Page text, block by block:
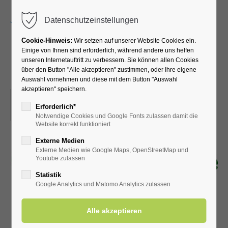
Lesung der Bördeautoren
ORT: KURHALLE
Datenschutzeinstellungen
Cookie-Hinweis: Wir setzen auf unserer Website Cookies ein.
Einige von Ihnen sind erforderlich, während andere uns helfen
unseren Internetauftritt zu verbessern. Sie können allen Cookies
über den Button "Alle akzeptieren" zustimmen, oder Ihre eigene
Auswahl vornehmen und diese mit dem Button "Auswahl
akzeptieren" speichern.
Erforderlich*
Notwendige Cookies und Google Fonts zulassen damit die
Website korrekt funktioniert
Externe Medien
Externe Medien wie Google Maps, OpenStreetMap und
Youtube zulassen
Statistik
Google Analytics und Matomo Analytics zulassen